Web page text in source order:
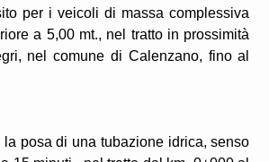
per i veicoli di massa complessiva
a 5,00 mt., nel tratto in prossimità
nel comune di Calenzano, fino al
posa di una tubazione idrica, senso